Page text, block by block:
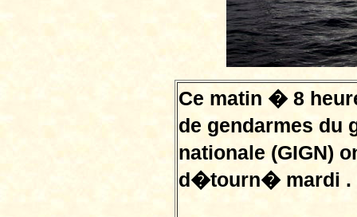
Ce matin � 8
de gendarmes du
nationale (GIGN)
d�tourn� mardi .